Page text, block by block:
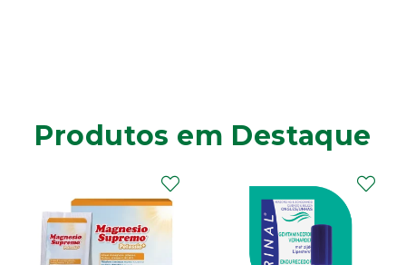
Produtos em Destaque